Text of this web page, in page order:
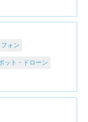
ォン
ット・ドローン